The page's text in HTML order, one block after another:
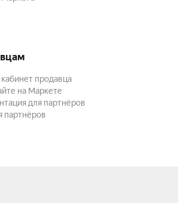
продавца
на Маркете
для партнёров
партнёров